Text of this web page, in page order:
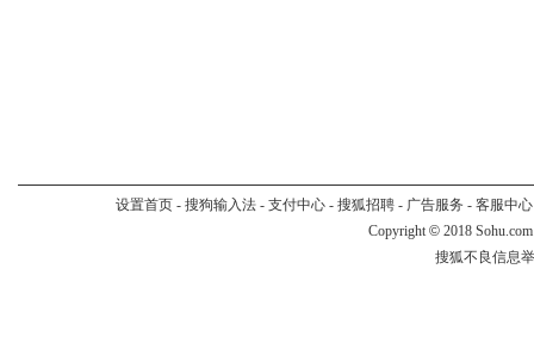
设置首页- 搜狗输入法- 支付中心- 搜狐招聘- 广告服务 - 客服中心
Copyright © 2018
搜狐不良信息